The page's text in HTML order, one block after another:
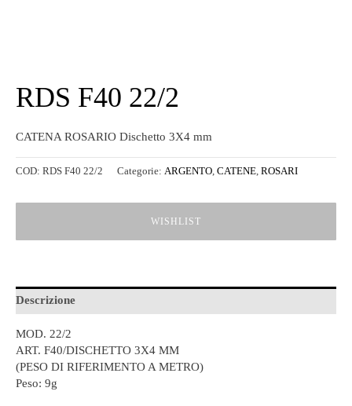
RDS F40 22/2
CATENA ROSARIO Dischetto 3X4 mm
COD: RDS F40 22/2 Categorie: ARGENTO, CATENE, ROSARI
WISHLIST
Descrizione
MOD. 22/2
ART. F40/DISCHETTO 3X4 MM
(PESO DI RIFERIMENTO A METRO)
Peso: 9g